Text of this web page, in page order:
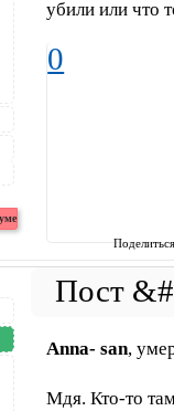
убили или что
0
Anna- san,
Мдя. Кто-то